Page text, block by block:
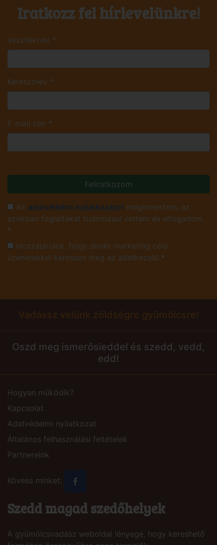
Iratkozz fel hírlevelünkre!
Vezetéknév *
Keresztnév *
E-mail cím *
Feliratkozom
Az adatvédelmi nyilatkozatot megismertem, az
azokban foglaltakat tudomásul vettem és elfogadom.
*
Hozzájárulok, hogy direkt marketing célú
üzenetekkel keressen meg az adatkezelő.*
Vadássz velünk zöldségre gyümölcsre!
Oszd meg ismerősieddel és szedd, vedd,
edd!
Hogyan működik?
Kapcsolat
Adatvédelmi nyilatkozat
Általános felhasználási feltételek
Partnereink
Kövess minket:
Szedd magad szedőhelyek
A gyümölcsvadász weboldal lényege, hogy kereshető